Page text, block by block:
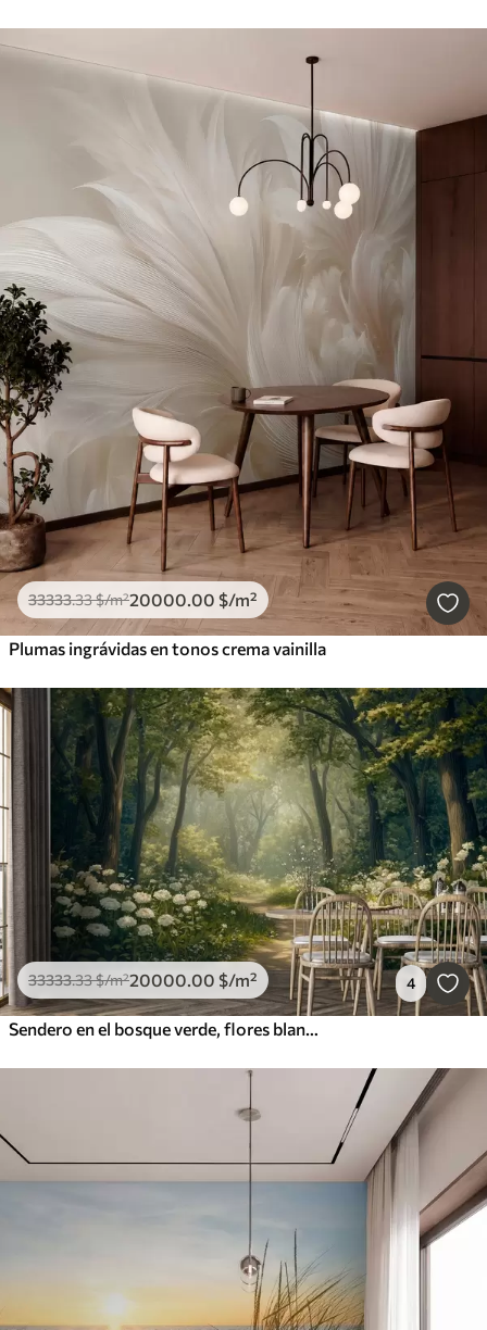
33333.33$/m²20000.00 $/m²
Plumas ingrávidas en tonos crema vainilla
33333.33$/m²20000 .00 $/m² 4